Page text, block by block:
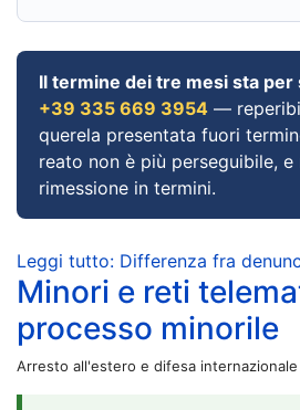
Il termine dei tre mesi sta per
+39 335 669 3954 —
querela presentata fuori
reato non è più perseguibile, e
rimessione in termini.
Leggi tutto: Differenza fra
Minori e reti
processo minorile
Arresto all'estero e difesa internazionale